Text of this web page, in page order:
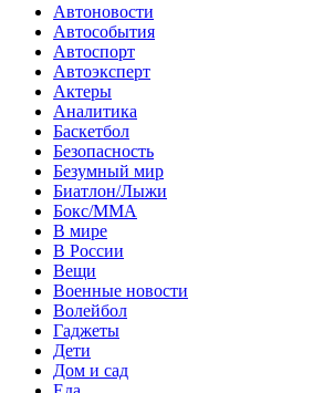
Автоновости
Автособытия
Автоспорт
Автоэксперт
Актеры
Аналитика
Баскетбол
Безопасность
Безумный мир
Биатлон/Лыжи
Бокс/MMA
В мире
В России
Вещи
Военные новости
Волейбол
Гаджеты
Дети
Дом и сад